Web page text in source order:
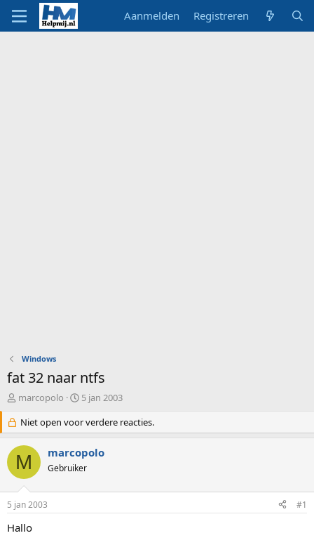
Aanmelden Registreren
Windows
fat 32 naar ntfs
O
d
e
r
w
e
s
t
a
marcopolo
S
a
r
d
a
m
5 jan 2003
Niet open voor verdere reacties.
M marcopolo
Gebruiker
5 jan 2003 #1
Hallo